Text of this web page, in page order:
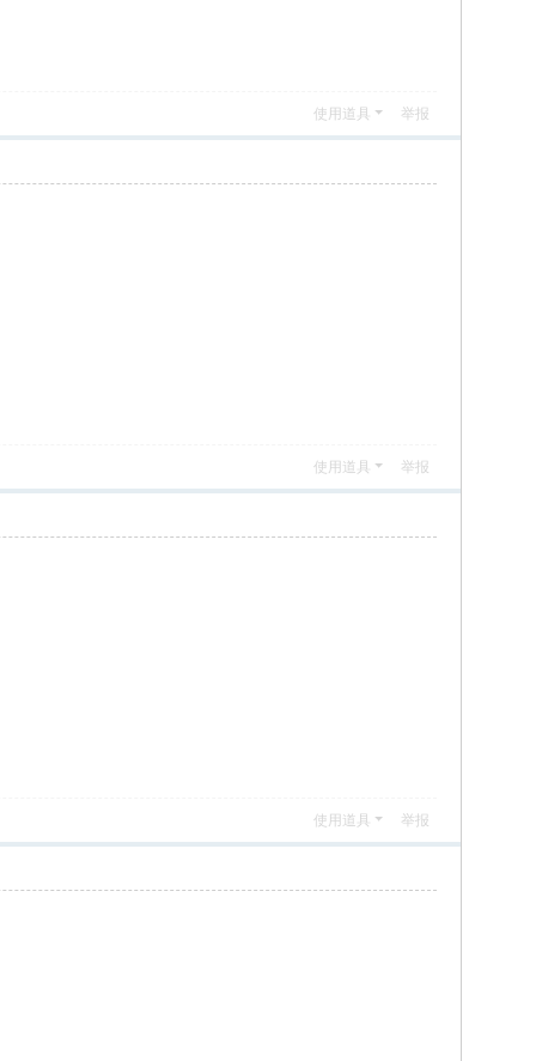
使用道具 举报
使用道具 举报
使用道具 举报